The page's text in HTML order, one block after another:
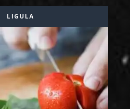
LIGULA